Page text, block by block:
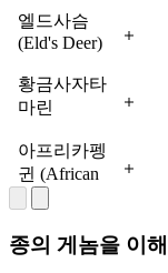
입니다. (출
처: Wildlife
Conservation
Society)
한 개구리
종 중 하
나입니다.
(출처:
Frank
Vassen via
Wikimedia
Commons)
소했습니
다. 현재
자생지에
서 멸종
위기 상태
로 간주됩
니다. (출
처:
Bernard
Dupont
via
현재는 개체
수가 줄어들
다. 레바논
같은 일부
지역에서는
이미 지역적
으로 멸종되
었습니다.
(출처:
Wildlife
가 원산지인
심각한 위기
보호 활동가
들은 남은
을 보호하고
인공 증식된
거북을 야생
하기 위해
인도, 파
키스탄,
태국 등지
에서 흔히
었으나,
현재는 심
각한 개체
유전적 다
엘드사슴
(Eld's Deer)
고유종으로,
전 세계적으
체군이 존재
하지만 근친
교배가 빈번
생 재도입을
황금사자타
마린
Lion
Tamarin)
브라질 남동
부 대서양
연안에 서식
하며, 한때
아프리카펭
귄 (African
Penguin)
와 나미비아
종의 게놈을 이